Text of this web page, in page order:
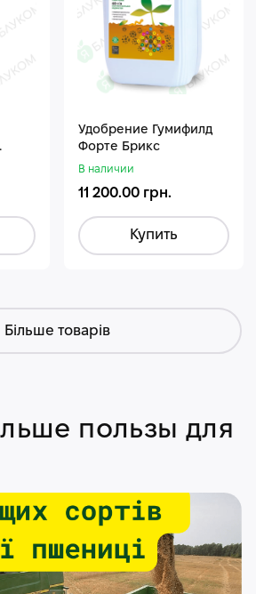
Удобрение Гумифилд
Форте Брикс
В наличии
11 200.00 грн.
Купить
Більше товарів
пользы для